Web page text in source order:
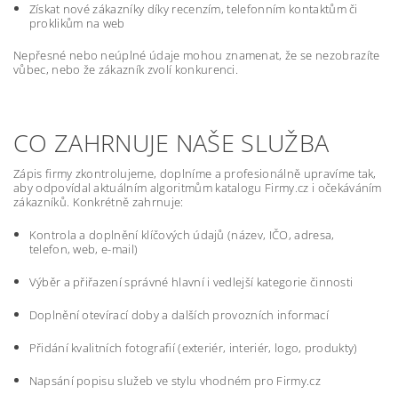
Získat nové zákazníky díky recenzím, telefonním kontaktům či
proklikům na web
Nepřesné nebo neúplné údaje mohou znamenat, že se nezobrazíte
vůbec, nebo že zákazník zvolí konkurenci.
CO ZAHRNUJE NAŠE SLUŽBA
Zápis firmy zkontrolujeme, doplníme a profesionálně upravíme tak,
aby odpovídal aktuálním algoritmům katalogu Firmy.cz i očekáváním
zákazníků. Konkrétně zahrnuje:
Kontrola a doplnění klíčových údajů (název, IČO, adresa,
telefon, web, e-mail)
Výběr a přiřazení správné hlavní i vedlejší kategorie činnosti
Doplnění otevírací doby a dalších provozních informací
Přidání kvalitních fotografií (exteriér, interiér, logo, produkty)
Napsání popisu služeb ve stylu vhodném pro Firmy.cz